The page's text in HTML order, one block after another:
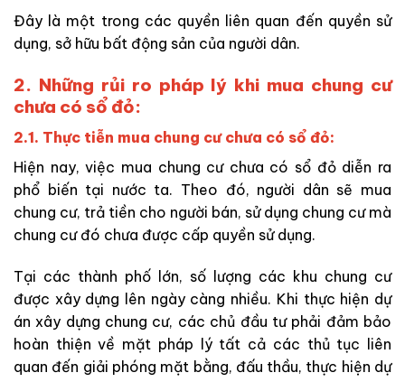
Đây là một trong các quyền liên quan đến quyền sử
dụng, sở hữu bất động sản của người dân.
2. Những rủi ro pháp lý khi mua chung cư
chưa có sổ đỏ:
2.1. Thực tiễn mua chung cư chưa có sổ đỏ:
Hiện nay, việc mua chung cư chưa có sổ đỏ diễn ra
phổ biến tại nước ta. Theo đó, người dân sẽ mua
chung cư, trả tiền cho người bán, sử dụng chung cư mà
chung cư đó chưa được cấp quyền sử dụng.
Tại các thành phố lớn, số lượng các khu chung cư
được xây dựng lên ngày càng nhiều. Khi thực hiện dự
án xây dựng chung cư, các chủ đầu tư phải đảm bảo
hoàn thiện về mặt pháp lý tất cả các thủ tục liên
quan đến giải phóng mặt bằng, đấu thầu, thực hiện dự